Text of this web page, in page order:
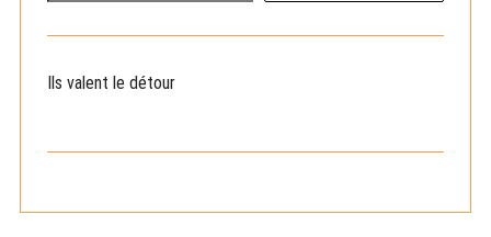
h
rIls valent le détour